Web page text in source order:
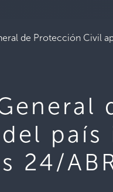
de Protección Civil
país
24/